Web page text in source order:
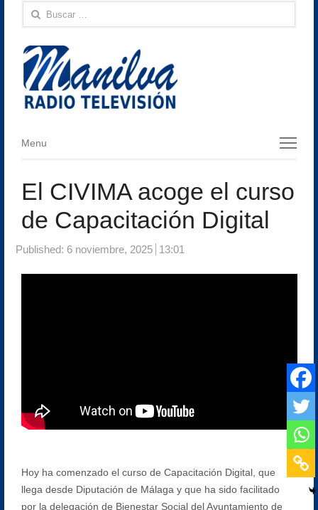
Buscar:
Menu
Menu
El CIVIMA acoge el curso
de Capacitación Digital
Published: 6 noviembre, 2025 13:01
Hoy ha comenzado el curso de Capacitación Digital, que
llega desde Diputación de Málaga y que ha sido facilitado
por la delegación de Bienestar Social del Ayuntamiento de